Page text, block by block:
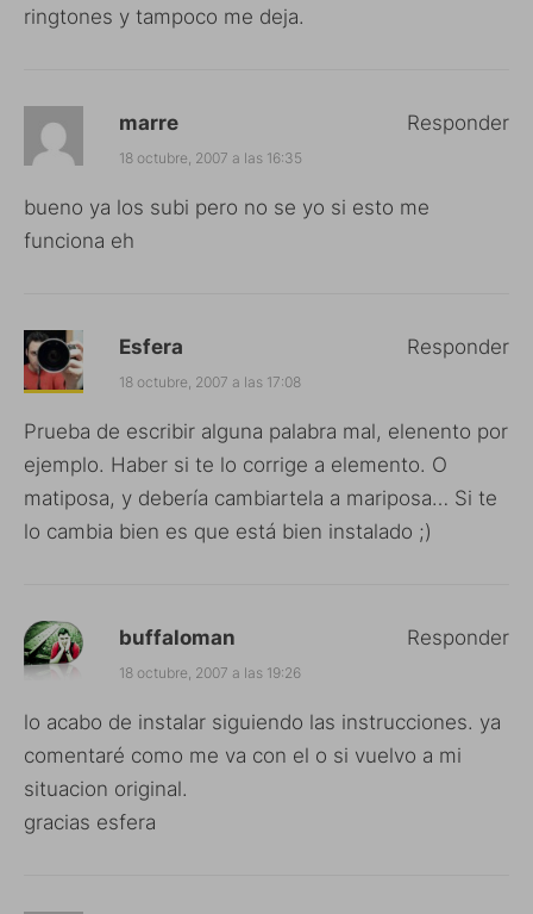
ringtones y tampoco me deja.
marre
18 octubre, 2007 a las 16:35
bueno ya los subi pero no se yo si esto me
funciona eh
Responder
Esfera
18 octubre, 2007 a las 17:08
Prueba de escribir alguna palabra mal, elenento por
ejemplo. Haber si te lo corrige a elemento. O
matiposa, y debería cambiartela a mariposa… Si te
lo cambia bien es que está bien instalado ;)
Responder
buffaloman
18 octubre, 2007 a las 19:26
lo acabo de instalar siguiendo las instrucciones. ya
comentaré como me va con el o si vuelvo a mi
situacion original.
gracias esfera
Responder